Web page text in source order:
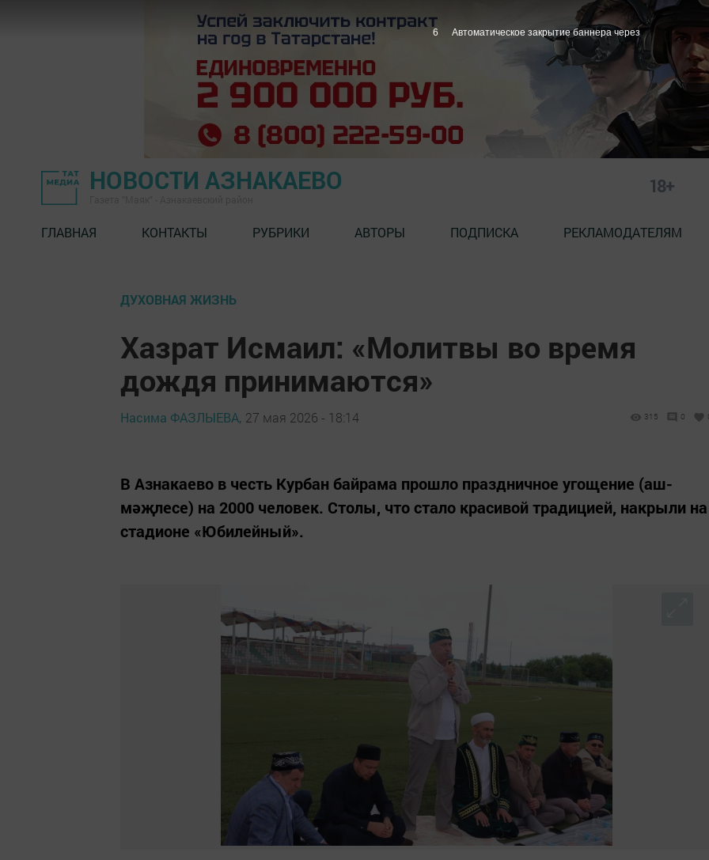
НОВОСТИ АЗНАКАЕВО 18+
ГЛАВНАЯ КОНТАКТЫ РУБРИКИ АВТОРЫ ПОДПИСКА РЕКЛАМОДАТЕЛЯМ
ДУХОВНАЯ ЖИЗНЬ
Хазрат Исмаил: «Молитвы во время
дождя принимаются»
Насима ФАЗЛЫЕВА, 27 мая 2026 - 18:14 315 0
В Азнакаево в честь Курбан байрама прошло праздничное угощение (аш-
мәҗлесе) на 2000 человек. Столы, что стало красивой традицией, накрыли на
стадионе «Юбилейный».
4 Автоматическое закрытие баннера через